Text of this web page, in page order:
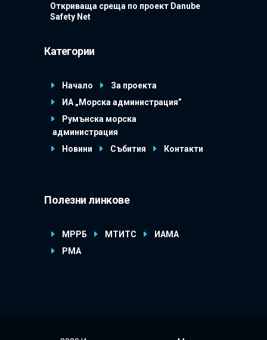
Откриваща среща по проект Danube
Safety Net
Категории
Начало
За проекта
ИА „Морска администрация”
Румънска морска
администрация
Новини
Събития Контакти
Полезни линкове
МРРБ МТИТС
ИАМА
РМА